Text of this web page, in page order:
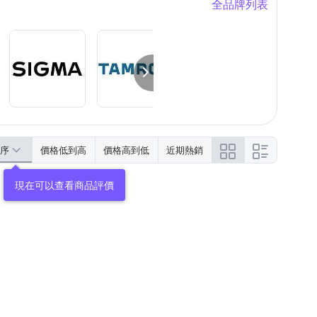
全品牌列表
價格低到高 價格高到低 近期熱銷
現在可以查看商品評價